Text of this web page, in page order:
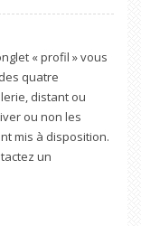
« profil » vous
quatre
distant ou
ou non les
mis à disposition.
un